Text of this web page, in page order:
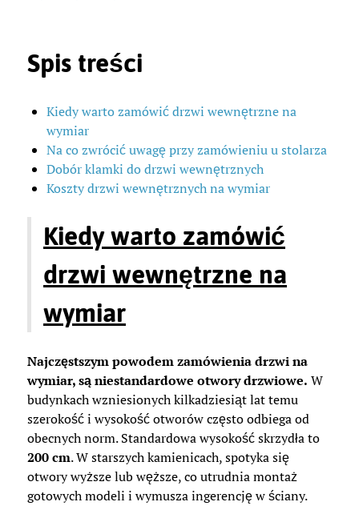
Spis treści
Kiedy warto zamówić drzwi wewnętrzne na
wymiar
Na co zwrócić uwagę przy zamówieniu u stolarza
Dobór klamki do drzwi wewnętrznych
Koszty drzwi wewnętrznych na wymiar
Kiedy warto zamówić
drzwi wewnętrzne na
wymiar
Najczęstszym powodem zamówienia drzwi na
wymiar, są niestandardowe otwory drzwiowe. W
budynkach wzniesionych kilkadziesiąt lat temu
szerokość i wysokość otworów często odbiega od
obecnych norm. Standardowa wysokość skrzydła to
200 cm. W starszych kamienicach, spotyka się
otwory wyższe lub węższe, co utrudnia montaż
gotowych modeli i wymusza ingerencję w ściany.